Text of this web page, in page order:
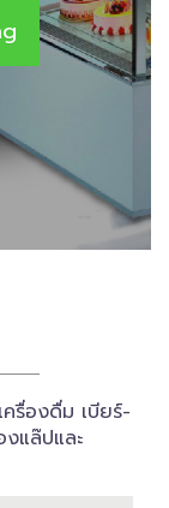
รื่องดื่ม เบียร์-
แล๊ปและ